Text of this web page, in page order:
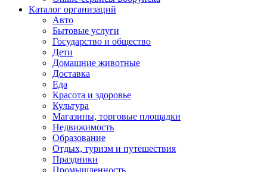
Каталог организаций
Авто
Бытовые услуги
Государство и общество
Дети
Домашние животные
Доставка
Еда
Красота и здоровье
Культура
Магазины, торговые площадки
Недвижимость
Образование
Отдых, туризм и путешествия
Праздники
Промышленность